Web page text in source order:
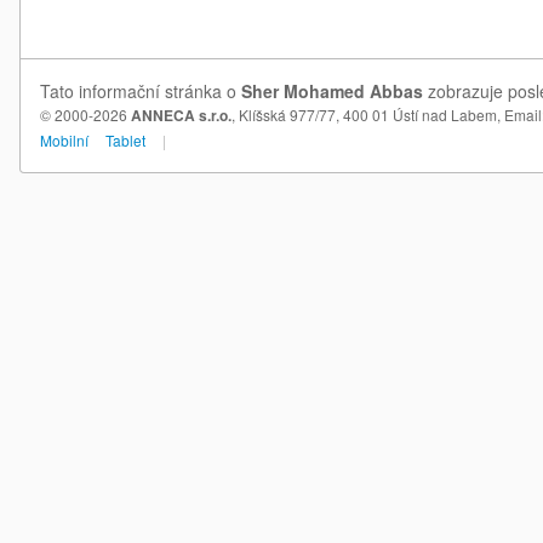
Tato informační stránka o Sher Mohamed Abbas zobrazuje
© 2000-2026 ANNECA s.r.o., Klíšská 977/77, 400 01 Ústí nad Labem,
Mobilní
Tablet |